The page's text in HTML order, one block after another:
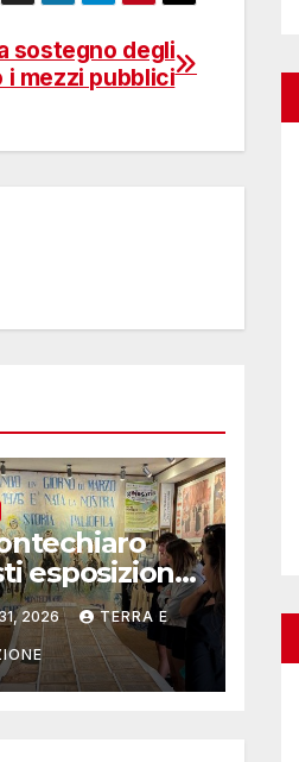
sostegno degli
mezzi pubblici
esposizioni
d’arte
2026 TERRA E